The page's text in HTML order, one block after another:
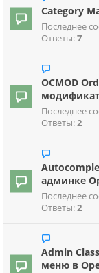
Category
Последнее
Ответы:7
OCMOD
Последнее
Ответы:2
админке
Последнее
Ответы:2
Admin
меню в